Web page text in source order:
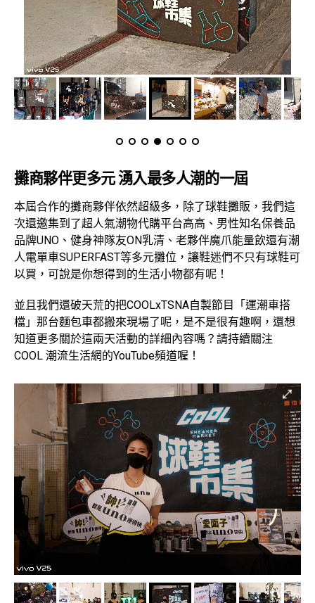
攤商夥伴更多元 湧入最多人潮的一屆
本屆合作的攤商夥伴依然超級多，除了球鞋攤販，我們這
次還邀集到了超人氣潮物代購平台高高、男性知名保養品
品牌UNO、健身神隊友ON乳清、老夥伴魔爪能量飲還有潮
人電單車SUPERFAST等多元攤位，讓鞋迷們不只有球鞋可
以買，可說是你想得到的生活小物都有呢！
並且我們還破天荒的把COOLxTSNA自製節目「運潮車搭
檔」那台麵包車都搬來現場了呢，是不是很有趣啊，還想
知道更多關於這兩天活動的詳細內容嗎？請持續關注
COOL 潮流生活網的YouTube頻道喔！